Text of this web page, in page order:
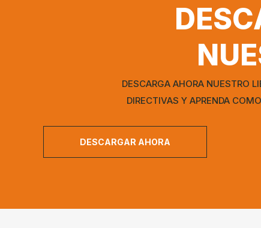
DESCARGA AHORA NUESTRO
DIRECTIVAS Y APRENDA
DESCARGAR AHORA